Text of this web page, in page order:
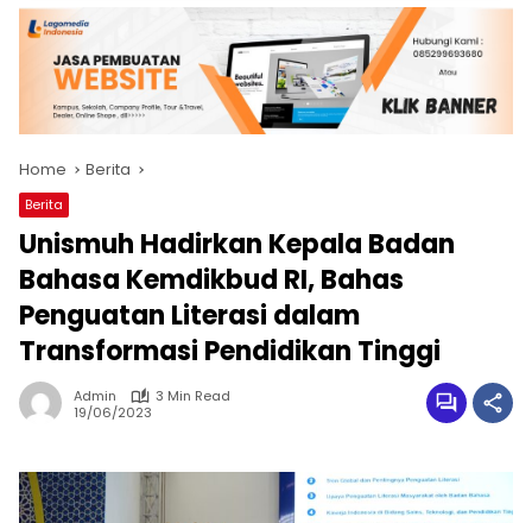
Home Berita
Berita
Unismuh Hadirkan Kepala Badan
Bahasa Kemdikbud RI, Bahas
Penguatan Literasi dalam
Transformasi Pendidikan Tinggi
Admin
3 Min Read
19/06/2023